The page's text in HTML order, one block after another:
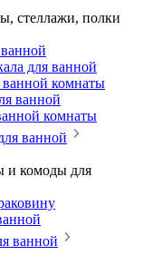
стеллажи, полки
для ванной
комнаты
ванной
комнаты
ванной
и комоды для
ванной